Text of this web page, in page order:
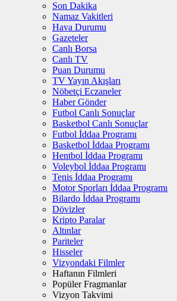
Son Dakika
Namaz Vakitleri
Hava Durumu
Gazeteler
Canlı Borsa
Canlı TV
Puan Durumu
TV Yayın Akışları
Nöbetçi Eczaneler
Haber Gönder
Futbol Canlı Sonuçlar
Basketbol Canlı Sonuçlar
Futbol İddaa Programı
Basketbol İddaa Programı
Hentbol İddaa Programı
Voleybol İddaa Programı
Tenis İddaa Programı
Motor Sporları İddaa Programı
Bilardo İddaa Programı
Dövizler
Kripto Paralar
Altınlar
Pariteler
Hisseler
Vizyondaki Filmler
Haftanın Filmleri
Popüler Fragmanlar
Vizyon Takvimi